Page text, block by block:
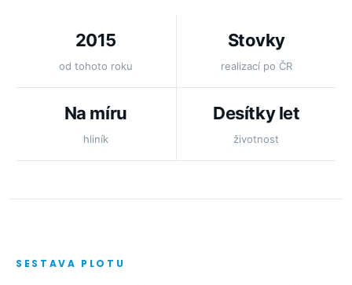
2015
od tohoto roku
Stovky
realizací po ČR
Na míru
hliník
Desítky let
životnost
SESTAVA PLOTU